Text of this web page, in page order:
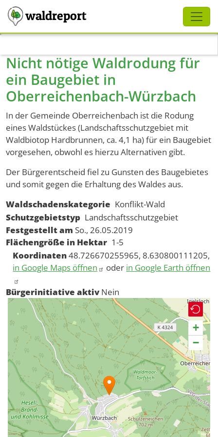
waldreport
Nicht nötige Waldrodung für
ein Baugebiet in
Oberreichenbach-Würzbach
In der Gemeinde Oberreichenbach ist die Rodung
eines Waldstückes (Landschaftsschutzgebiet mit
Waldbiotop Hardbrunnen, ca. 4,1 ha) für ein Baugebiet
vorgesehen, obwohl es hierzu Alternativen gibt.
Der Bürgerentscheid fiel zu Gunsten des Baugebietes
und somit gegen die Erhaltung des Waldes aus.
Waldschadenskategorie Konflikt-Wald
Schutzgebietstyp Landschaftsschutzgebiet
Festgestellt am So., 26.05.2019
Flächengröße in Hektar 1-5
Koordinaten48.726670255965, 8.630800111205,
in Google Maps öffnen
oder in Google Earth öffnen
Bürgerinitiative aktiv Nein
+
−
Schliessen